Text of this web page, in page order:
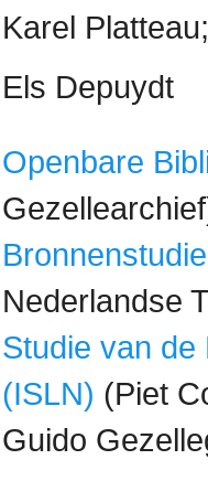
Karel
Els Depuydt
Openbare
Bronnenstudie
Nederlandse
Studie van de
(ISLN) (Piet
Guido